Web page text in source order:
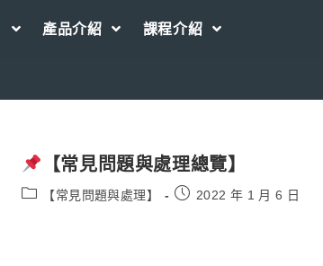
產品介紹 課程介紹
【常見問題與處理總覽】
Post
【常見問題與處理】
Post2022 年 1 月 6 日